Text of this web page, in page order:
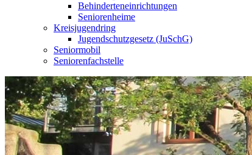
Behinderteneinrichtungen
Seniorenheime
Kreisjugendring
Jugendschutzgesetz (JuSchG)
Seniormobil
Seniorenfachstelle